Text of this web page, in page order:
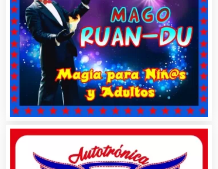
Artículos Publicitarios
Aseguradoras
Asesores Técnicos
Asesoría Fiscal
Asilos